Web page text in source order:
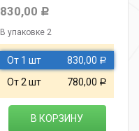
830,00 Р
В упаковке 2
От 1 шт 830,00 Р
От 2 шт 780,00 Р
В КОРЗИНУ